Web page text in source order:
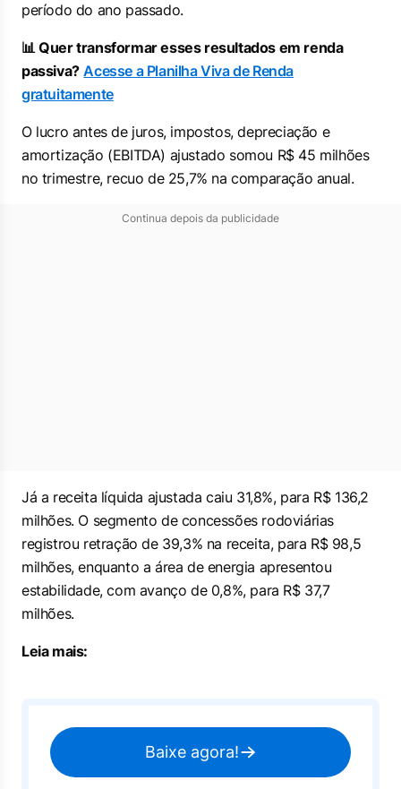
período do ano passado.
📊 Quer transformar esses resultados em renda
passiva? Acesse a Planilha Viva de Renda
gratuitamente
O lucro antes de juros, impostos, depreciação e
amortização (EBITDA) ajustado somou R$ 45 milhões
no trimestre, recuo de 25,7% na comparação anual.
Continua depois da publicidade
Já a receita líquida ajustada caiu 31,8%, para R$ 136,2
milhões. O segmento de concessões rodoviárias
registrou retração de 39,3% na receita, para R$ 98,5
milhões, enquanto a área de energia apresentou
estabilidade, com avanço de 0,8%, para R$ 37,7
milhões.
Leia mais:
Baixe agora!